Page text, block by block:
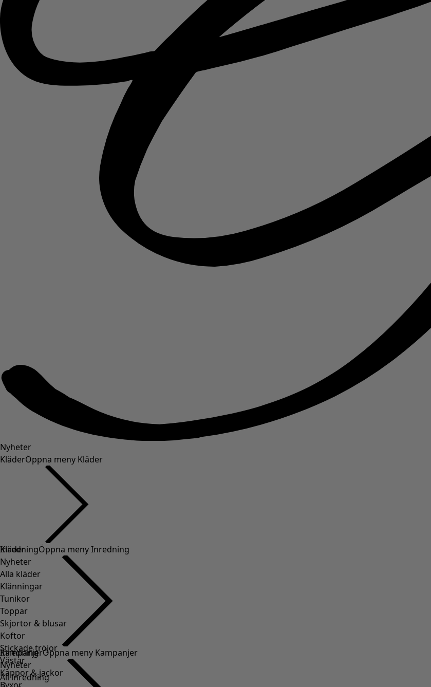
Nyheter
KläderÖppna meny Kläder
Kläder
Nyheter
Alla kläder
Klänningar
Tunikor
Toppar
Skjortor & blusar
Koftor
Stickade tröjor
Västar
Kappor & jackor
InredningÖppna meny Inredning
Inredning
Nyheter
All inredning
KampanjerÖppna meny Kampanjer